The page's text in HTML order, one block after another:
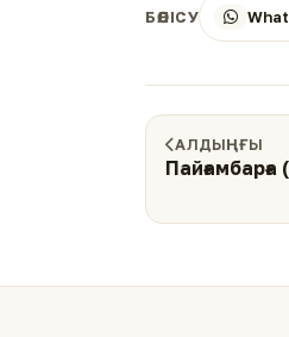
БӨЛІСУ
АЛДЫҢҒЫ
Пайғамбарға